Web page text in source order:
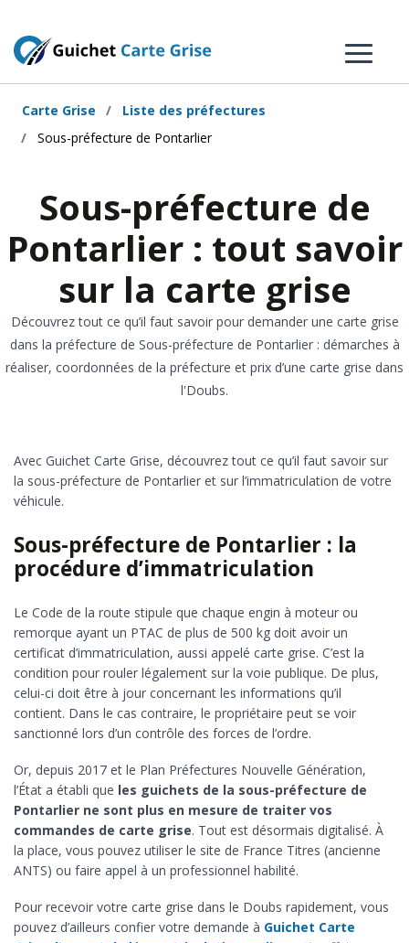
Carte Grise
Liste des préfectures
Sous-préfecture de Pontarlier
Sous-préfecture de
Pontarlier : tout savoir
sur la carte grise
Découvrez tout ce qu’il faut savoir pour demander une carte grise
dans la préfecture de Sous-préfecture de Pontarlier : démarches à
réaliser, coordonnées de la préfecture et prix d’une carte grise dans
l'Doubs.
Avec Guichet Carte Grise, découvrez tout ce qu’il faut savoir sur
la sous-préfecture de Pontarlier et sur l’immatriculation de votre
véhicule.
Sous-préfecture de Pontarlier : la
procédure d’immatriculation
Le Code de la route stipule que chaque engin à moteur ou
remorque ayant un PTAC de plus de 500 kg doit avoir un
certificat d’immatriculation, aussi appelé carte grise. C’est la
condition pour rouler légalement sur la voie publique. De plus,
celui-ci doit être à jour concernant les informations qu’il
contient. Dans le cas contraire, le propriétaire peut se voir
sanctionné lors d’un contrôle des forces de l’ordre.
Or, depuis 2017 et le Plan Préfectures Nouvelle Génération,
l’État a établi que les guichets de la sous-préfecture de
Pontarlier ne sont plus en mesure de traiter vos
commandes de carte grise. Tout est désormais digitalisé. À
la place, vous pouvez utiliser le site de France Titres (ancienne
ANTS) ou faire appel à un professionnel habilité.
Pour recevoir votre carte grise dans le Doubs rapidement, vous
pouvez d’ailleurs confier votre demande à Guichet Carte